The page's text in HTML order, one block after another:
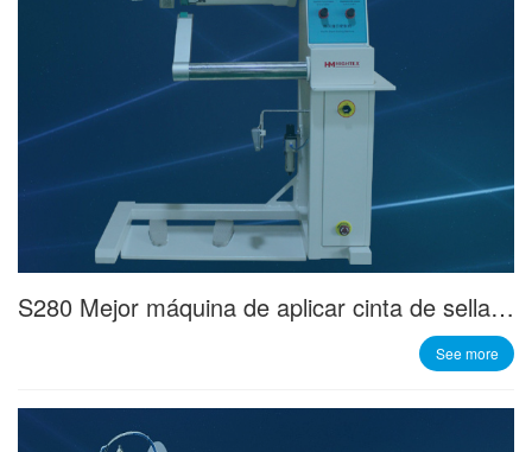
S280 Mejor máquina de aplicar cinta de sellado en las costuras
See more